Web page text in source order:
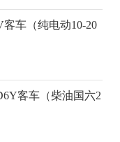
客车（纯电动10-20
客车（柴油国六2